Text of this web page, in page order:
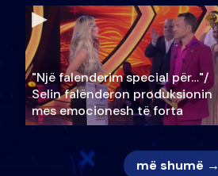
"Një falenderim special për…"/
Selin falënderon produksionin
mes emocionesh të forta
më shumë →